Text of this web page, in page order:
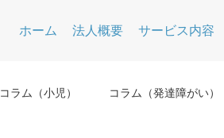
ホーム 法人概要 サービス内容
コラム（小児） コラム（発達障がい）